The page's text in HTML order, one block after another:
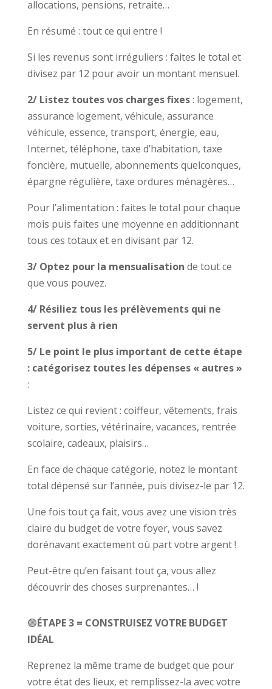
allocations, pensions, retraite…
En résumé : tout ce qui entre !
Si les revenus sont irréguliers : faites le total et
divisez par 12 pour avoir un montant mensuel.
2/ Listez toutes vos charges fixes: logement,
assurance logement, véhicule, assurance
véhicule, essence, transport, énergie, eau,
Internet, téléphone, taxe d’habitation, taxe
foncière, mutuelle, abonnements quelconques,
épargne régulière, taxe ordures ménagères…
Pour l’alimentation : faites le total pour chaque
mois puis faites une moyenne en additionnant
tous ces totaux et en divisant par 12.
3/ Optez pour la mensualisation de tout ce
que vous pouvez.
4/ Résiliez tous les prélèvements qui ne
servent plus à rien
5/ Le point le plus important de cette étape
: catégorisez toutes les dépenses « autres »
:
Listez ce qui revient : coiffeur, vêtements, frais
voiture, sorties, vétérinaire, vacances, rentrée
scolaire, cadeaux, plaisirs…
En face de chaque catégorie, notez le montant
total dépensé sur l’année, puis divisez-le par 12.
Une fois tout ça fait, vous avez une vision très
claire du budget de votre foyer, vous savez
dorénavant exactement où part votre argent !
Peut-être qu’en faisant tout ça, vous allez
découvrir des choses surprenantes… !
🟢ÉTAPE 3 = CONSTRUISEZ VOTRE BUDGET
IDÉAL
Reprenez la même trame de budget que pour
votre état des lieux, et remplissez-la avec votre